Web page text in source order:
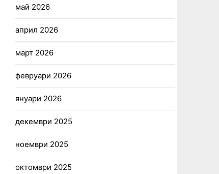
май 2026
април 2026
март 2026
февруари 2026
януари 2026
декември 2025
ноември 2025
октомври 2025